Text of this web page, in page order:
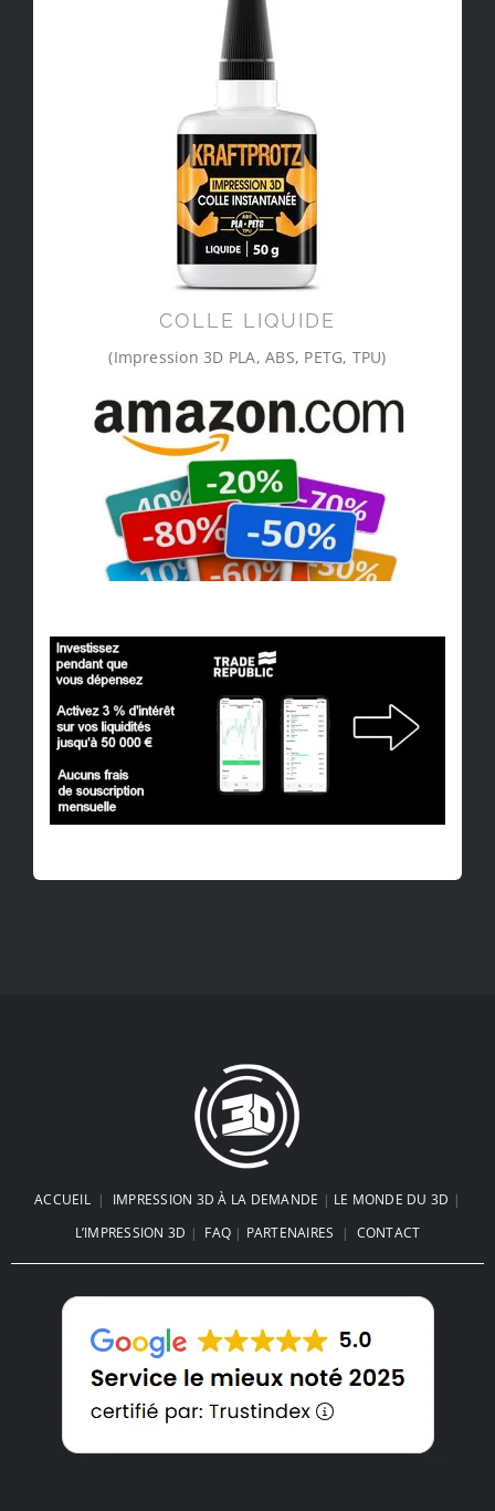
COLLE LIQUIDE
(Impression 3D PLA, ABS, PETG, TPU)
ACCUEIL| IMPRESSION 3D À LA DEMANDE | LE MONDE DU 3D |
L’IMPRESSION 3D | FAQ | PARTENAIRES | CONTACT